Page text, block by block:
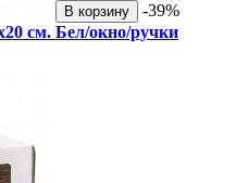
В корзину
-39%
см. Бел/окно/ручки